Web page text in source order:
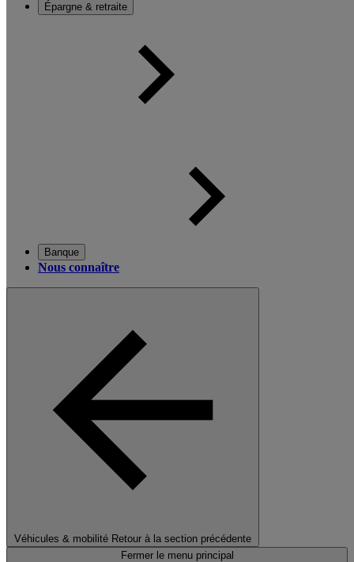
Épargne & retraite
Banque
Nous connaître
Véhicules & mobilité Retour à la section précédente
Fermer le menu principal